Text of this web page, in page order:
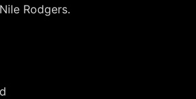
Rodgers.